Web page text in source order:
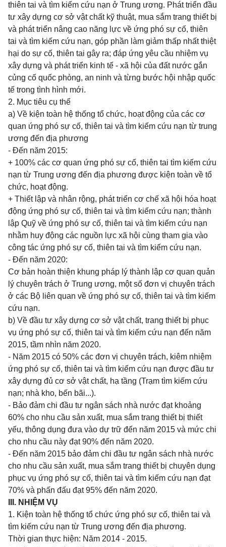
thiên tai và tìm kiếm cứu nạn ở Trung ương. Phát triển đầu
tư xây dựng cơ sở vật chất kỹ thuật, mua sắm trang thiết bị
và phát triển nâng cao năng lực về ứng phó sự cố, thiên
tai và tìm kiếm cứu nạn, góp phần làm giảm thấp nhất thiệt
hại do sự cố, thiên tai gây ra; đáp ứng yêu cầu nhiệm vụ
xây dựng và phát triển kinh tế - xã hội của đất nước gắn
củng cố quốc phòng, an ninh và từng bước hội nhập quốc
tế trong tình hình mới.
2. Mục tiêu cụ thể
a) Về kiện toàn hệ thống tổ chức, hoạt động của các cơ
quan ứng phó sự cố, thiên tai và tìm kiếm cứu nạn từ trung
ương đến địa phương
- Đến năm 2015:
+ 100% các cơ quan ứng phó sự cố, thiên tai tìm kiếm cứu
nạn từ Trung ương đến địa phương được kiện toàn về tổ
chức, hoạt động.
+ Thiết lập và nhân rộng, phát triển cơ chế xã hội hóa hoạt
động ứng phó sự cố, thiên tai và tìm kiếm cứu nạn; thành
lập Quỹ về ứng phó sự cố, thiên tai và tìm kiếm cứu nạn
nhằm huy động các nguồn lực xã hội cùng tham gia vào
công tác ứng phó sự cố, thiên tai và tìm kiếm cứu nạn.
- Đến năm 2020:
Cơ bản hoàn thiện khung pháp lý thành lập cơ quan quản
lý chuyên trách ở Trung ương, một số đơn vị chuyên trách
ở các Bộ liên quan về ứng phó sự cố, thiên tai và tìm kiếm
cứu nạn.
b) Về đầu tư xây dựng cơ sở vật chất, trang thiết bị phục
vụ ứng phó sự cố, thiên tai và tìm kiếm cứu nạn đến năm
2015, tầm nhìn năm 2020.
- Năm 2015 có 50% các đơn vị chuyên trách, kiêm nhiệm
ứng phó sự cố, thiên tai và tìm kiếm cứu nạn được đầu tư
xây dựng đủ cơ sở vật chất, hạ tầng (Trạm tìm kiếm cứu
nạn; nhà kho, bến bãi...).
- Bảo đảm chi đầu tư ngân sách nhà nước đạt khoảng
60% cho nhu cầu sản xuất, mua sắm trang thiết bị thiết
yếu, thông dụng đưa vào dự trữ đến năm 2015 và mức chi
cho nhu cầu này đạt 90% đến năm 2020.
- Đến năm 2015 bảo đảm chi đầu tư ngân sách nhà nước
cho nhu cầu sản xuất, mua sắm trang thiết bị chuyên dụng
phục vụ ứng phó sự cố, thiên tai và tìm kiếm cứu nạn đạt
70% và phấn đấu đạt 95% đến năm 2020.
III. NHIỆM VỤ
1. Kiện toàn hệ thống tổ chức ứng phó sự cố, thiên tai và
tìm kiếm cứu nạn từ Trung ương đến địa phương.
Thời gian thực hiện: Năm 2014 - 2015.